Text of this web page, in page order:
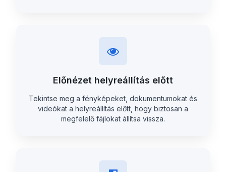
Előnézet helyreállítás előtt
Tekintse meg a fényképeket, dokumentumokat és
videókat a helyreállítás előtt, hogy biztosan a
megfelelő fájlokat állítsa vissza.